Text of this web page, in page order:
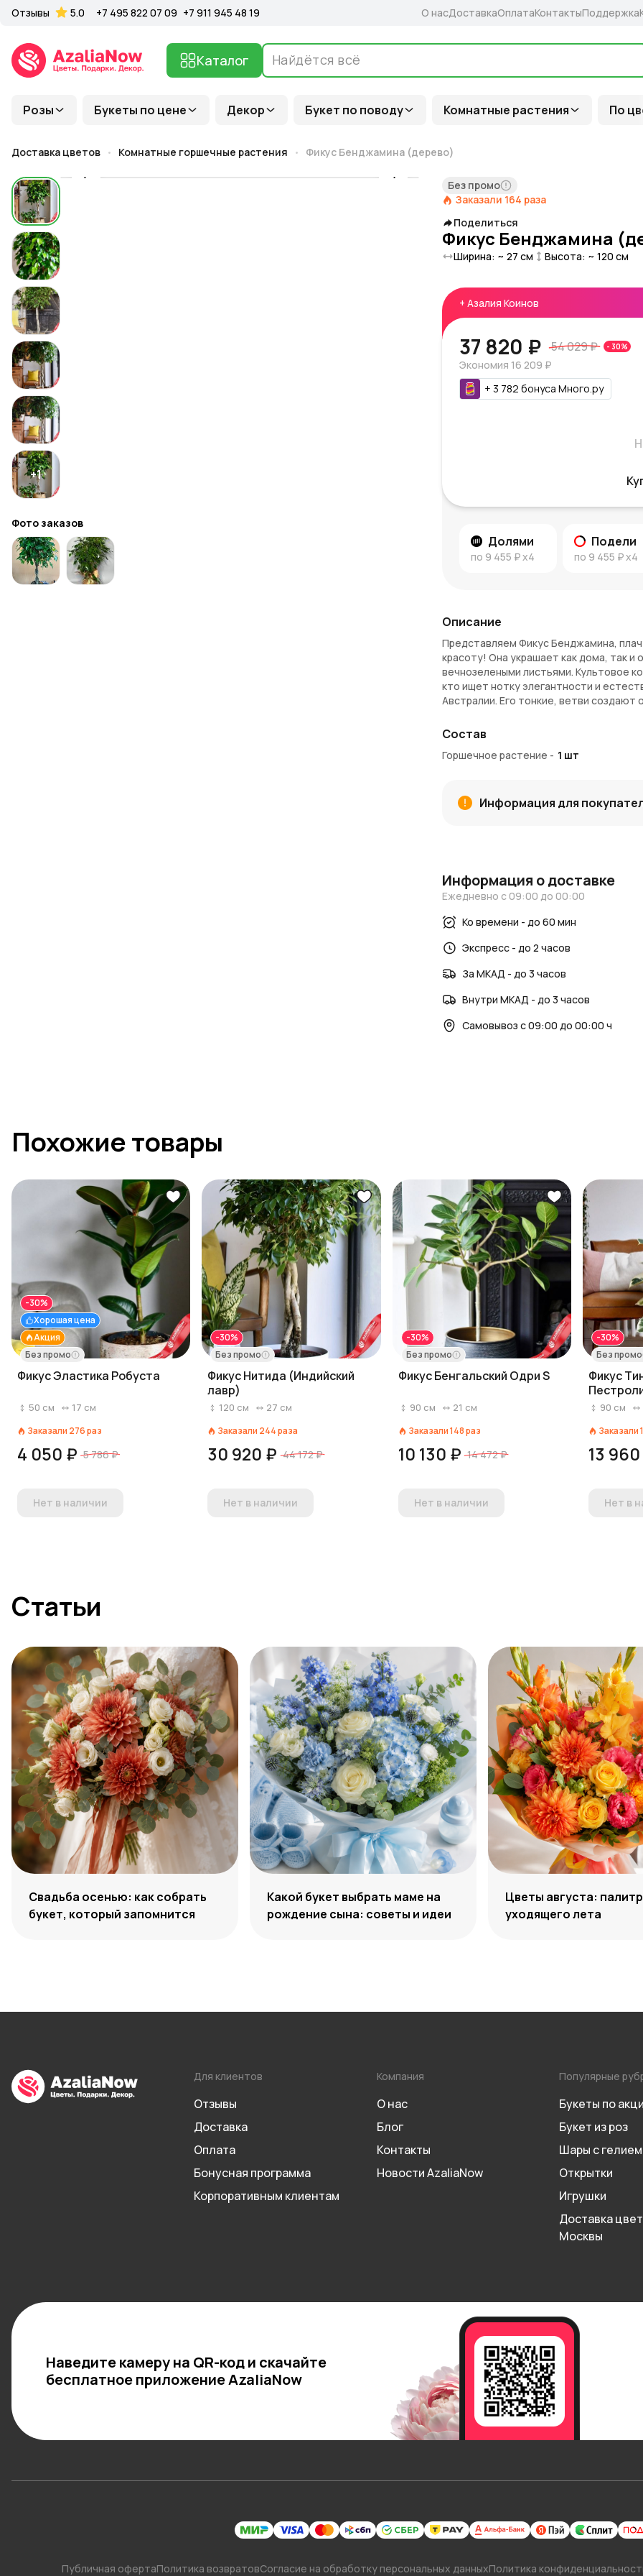
Розы Букеты по цене Декор Букет по поводу Комнатные растения По
Каталог
Отзывы 5.0 +7 495 822 07 09 +7 911 945 48 19 О насДоставкаОплатаКонтактыПоддержка
Доставка цветов Комнатные горшечные растения Фикус Бенджамина (дерево)
+1
Фото заказов
Без промо
Заказали 164 раза
Поделиться
Фикус Бенджамина
Ширина: ~ 27 см Высота: ~ 120 см
+ Азалия Коинов
37 820 ₽ 54 029 ₽ - 30%
Экономия 16 209 ₽
+ 3 782 бонуса Много.ру
Долями
по 9 455 ₽x4
Подели
по 9 455 ₽x4
Описание
Представляем Фикус Бенджамина,
красоту! Она украшает как дома, так
вечнозелеными листьями. Культовое
кто ищет нотку элегантности и
Австралии. Его тонкие, ветви
Растение славится своей
непрямым светом и поддерживать
компаньоном для помещений, где
может потребоваться до 2-х недель. В
транспортировочное кашпо. Каждый
Доставка растений высотой более
рассчитывается согласно тарифам
Состав
Горшечное растение - 1 шт
Информация для
Информация о доставке
Ежедневно с 09:00 до 00:00
Ко времени - до 60 мин
Экспресс - до 2 часов
За МКАД - до 3 часов
Внутри МКАД - до 3 часов
Самовывоз с 09:00 до 00:00 ч
Похожие товары
Акция
Хорошая цена
-30%
Без промо
Фикус Эластика Робуста
50 см 17 см
Заказали 276раз
4 050 ₽ 5 786 ₽
Нет в наличии
-30%
Без промо
Фикус Нитида (Индийский
лавр)
120 см 27 см
Заказали 244раза
30 920 ₽ 44 172 ₽
Нет в наличии
-30%
Без промо
Фикус Бенгальский Одри S
90 см 21 см
Заказали148раз
10 130 ₽ 14 472 ₽
Нет в наличии
-30%
Без промо
Фикус
90 см
Заказали
13
Нет в
Статьи
Свадьба осенью: как собрать
букет, который запомнится
Какой букет выбрать маме на
рождение сына: советы и идеи
Цветы августа:
уходящего лета
Для клиентов
Отзывы
Доставка
Оплата
Бонусная программа
Корпоративным клиентам
Компания
О нас
Блог
Контакты
Новости AzaliaNow
Популярные
Букеты по
Букет из роз
Шары с гелием
Открытки
Игрушки
Доставка
Москвы
Наведите камеру на QR-код и скачайте
бесплатное приложение AzaliaNow
Публичная офертаПолитика возвратовСогласие на обработку персональных данныхПолитика